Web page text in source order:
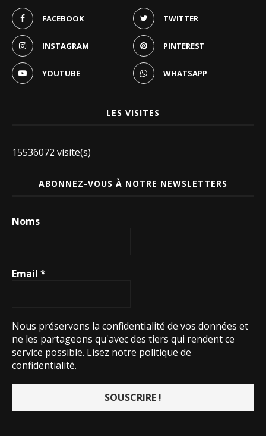
FACEBOOK TWITTER
INSTAGRAM PINTEREST
YOUTUBE WHATSAPP
LES VISITES
15536072 visite(s)
ABONNEZ-VOUS À NOTRE NEWSLETTERS
Noms
Email *
Nous préservons la confidentialité de vos données et
ne les partageons qu'avec des tiers qui rendent ce
service possible. Lisez notre politique de
confidentialité.